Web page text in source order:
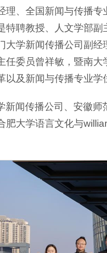
理、全国新闻与传播
特聘教授、人文学部
大学新闻传播公司副
任委员曾祥敏，暨南
以及新闻与传播专业学
新闻传播公司、安徽
肥大学语言文化与